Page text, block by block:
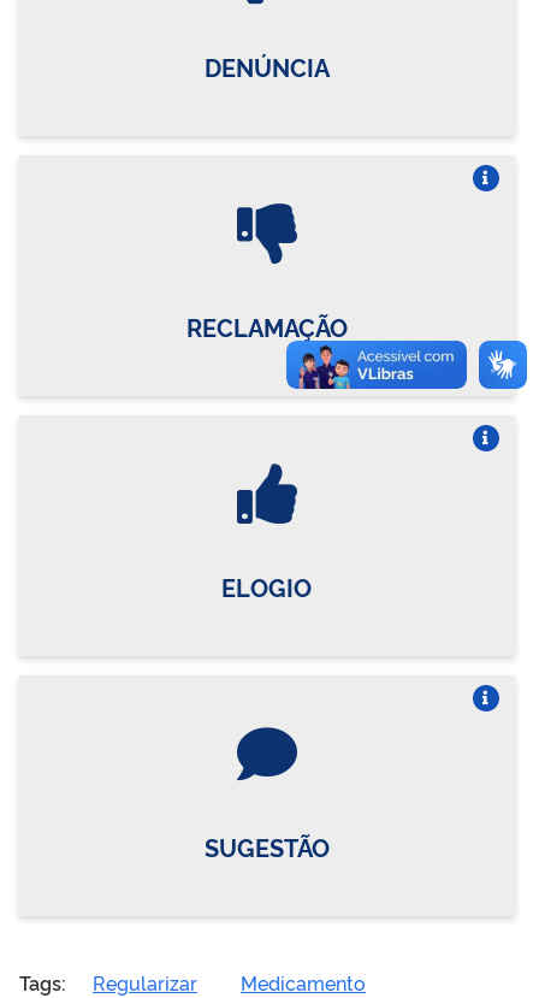
DENÚNCIA
RECLAMAÇÃO
ELOGIO
SUGESTÃO
Tags: Regularizar
Medicamento